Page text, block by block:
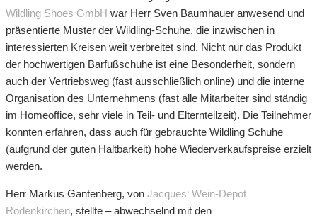
Wildling Shoes GmbH war Herr Sven Baumhauer anwesend und
präsentierte Muster der Wildling-Schuhe, die inzwischen in
interessierten Kreisen weit verbreitet sind. Nicht nur das Produkt
der hochwertigen Barfußschuhe ist eine Besonderheit, sondern
auch der Vertriebsweg (fast ausschließlich online) und die interne
Organisation des Unternehmens (fast alle Mitarbeiter sind ständig
im Homeoffice, sehr viele in Teil- und Elternteilzeit). Die Teilnehmer
konnten erfahren, dass auch für gebrauchte Wildling Schuhe
(aufgrund der guten Haltbarkeit) hohe Wiederverkaufspreise erzielt
werden.
Herr Markus Gantenberg, von Jacques‘ Wein-Depot
Rodenkirchen, stellte – abwechselnd mit den